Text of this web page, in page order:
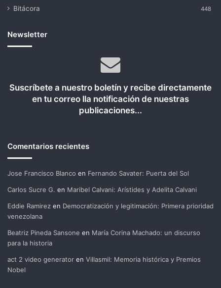
Bitácora 448
Newsletter
Suscríbete a nuestro boletín y recibe directamente
en tu correo lla notificación de nuestras
publicaciones...
Comentarios recientes
Jose Francisco Blanco en Fernando Savater: Puerta del Sol
Carlos Sucre G. en Maribel Calvani: Arístides y Adelita Calvani
Eddie Ramirez en Democratización y legitimación: Primera prioridad
venezolana
Beatriz Pineda Sansone en María Corina Machado: un discurso
para la historia
act 2 video generator en Villasmil: Memoria histórica y Premios
Nobel